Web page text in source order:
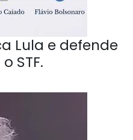
Lula e defende
STF.